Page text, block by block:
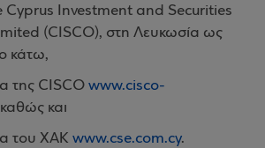
Cyprus Investment and Securities
(CISCO), στη Λευκωσία ως
κάτω,
της CISCO www.cisco-
και
του ΧΑΚ www.cse.com.cy.